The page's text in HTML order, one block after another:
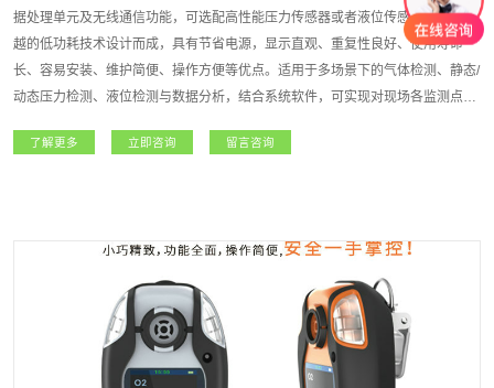
据处理单元及无线通信功能，可选配高性能压力传感器或者液位传感器，结合卓
越的低功耗技术设计而成，具有节省电源，显示直观、重复性良好、使用寿命
长、容易安装、维护简便、操作方便等优点。适用于多场景下的气体检测、静态/
动态压力检测、液位检测与数据分析，结合系统软件，可实现对现场各监测点气
据，对现场设备的安全风险进行预估。适用于无人值守设备的数据采集、有限空
了解更多 立即咨询 留言咨询